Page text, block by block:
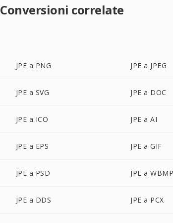
Conversioni correlate
JPE a PNG JPE a JPEG
JPE a SVG JPE a DOC
JPE a ICO JPE a AI
JPE a EPS JPE a GIF
JPE a PSD JPE a
JPE a DDS JPE a PCX